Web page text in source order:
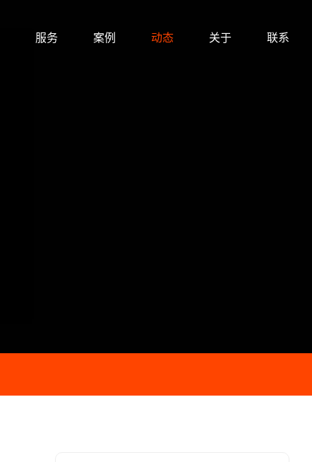
服务 案例 动态 关于 联系